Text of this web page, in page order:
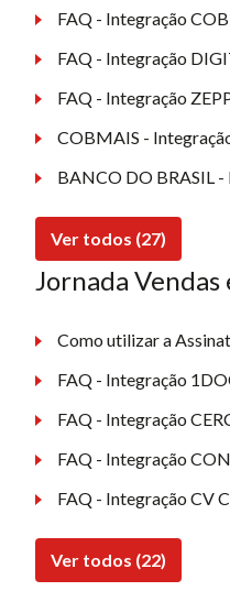
FAQ - Integração
FAQ - Integração
FAQ - Integração
COBMAIS -
BANCO DO BRASIL -
Ver todos (27)
Jornada Vendas
Como utilizar a
FAQ - Integração
FAQ - Integração
FAQ - Integração
FAQ - Integração CV
Ver todos (22)